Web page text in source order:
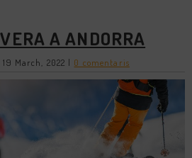
A ANDORRA
19 March, 2022 | 0 comentaris